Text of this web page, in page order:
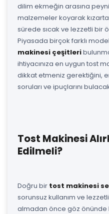
dilim ekmeğin arasına
malzemeler koyarak
sürede sıcak ve lezzetli bir
Piyasada birçok farklı
makinesi çeşitleri
ihtiyacınıza en uygun tost
dikkat etmeniz gerektiğini,
soruları ve ipuçlarını
Tost Makinesi
Edilmeli?
Doğru bir tost makinesi
sorunsuz kullanım ve
almadan önce göz önünde